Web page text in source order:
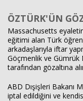
ÖZTÜRK'ÜN
Massachusetts
eğitimi alan Türk
arkadaşlarıyla iftar
Göçmenlik ve Gümrük
tarafından gözaltına
ABD Dışişleri Bakanı
iptal edildiğini ve